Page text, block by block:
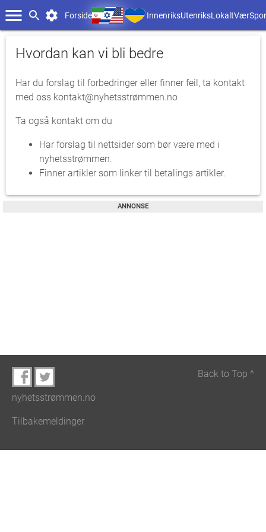
Forside InnenriksUtenriksLokaltVær
Hvordan kan vi bli bedre
Har du forslag til forbedringer eller finner feil, ta kontakt
med oss kontakt@nyhetsstrømmen.no
Ta også kontakt om du
Har forslag til nettsider som bør være med i
nyhetsstrømmen.
Finner artikler som linker til betalings artikler.
nyhetsstrømmen.no
Tilbakemeldinger
Back to Top ^